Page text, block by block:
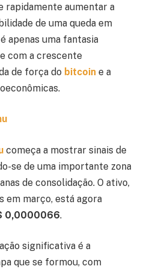
rapidamente aumentar a
de uma queda em
apenas uma fantasia
com a crescente
de força do bitcoin e a
começa a mostrar sinais de
se de uma importante zona
de consolidação. O ativo,
em março, está agora
0,0000066.
significativa é a
que se formou, com